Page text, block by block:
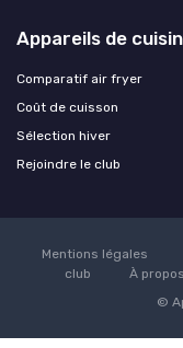
Appareils de
Comparatif air fryer
Coût de cuisson
Sélection hiver
Rejoindre le club
Mentions légales
club
À propos
©